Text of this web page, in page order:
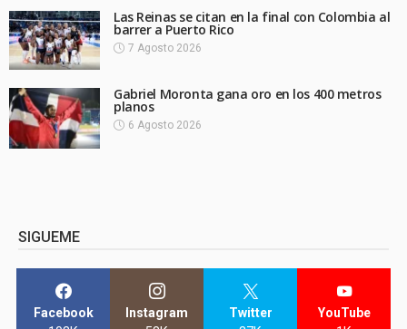
Las Reinas se citan en la final con Colombia al
barrer a Puerto Rico
7 Agosto 2026
Gabriel Moronta gana oro en los 400 metros
planos
6 Agosto 2026
SIGUEME
Facebook Instagram Twitter YouTube